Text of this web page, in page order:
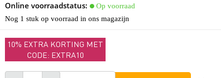
Online voorraadstatus:
Op voorraad
Nog 1 stuk op voorraad in ons magazijn
10% EXTRA KORTING MET
CODE: EXTRA10